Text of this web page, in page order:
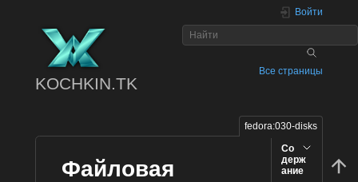
KOCHKIN.TK
Войти
Все страницы
fedora:030-disks
Со
держ
ание
Файловая